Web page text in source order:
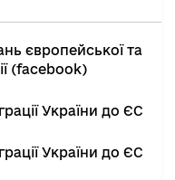
європейської та
(facebook)
України до ЄС
України до ЄС